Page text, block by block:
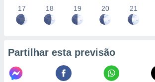
17 18 19 20 21
Partilhar esta previsão